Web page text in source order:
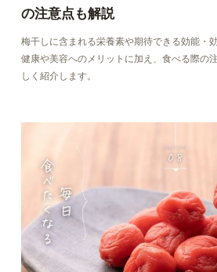
の注意点も解説
梅干しに含まれる栄養素や期待できる効能・
健康や美容へのメリットに加え、食べる際の
しく紹介します。